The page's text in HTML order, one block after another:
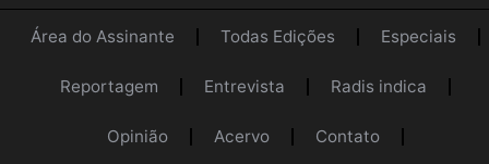
Área do Assinante Todas Edições Especiais
Reportagem Entrevista Radis indica
Opinião Acervo Contato